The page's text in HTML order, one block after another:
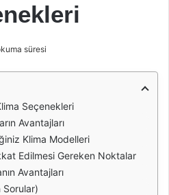
süresi
Seçenekleri
Avantajları
Klima Modelleri
Edilmesi Gereken Noktalar
Avantajları
Sorular)